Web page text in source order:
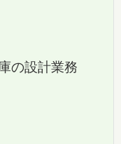
の設計業務